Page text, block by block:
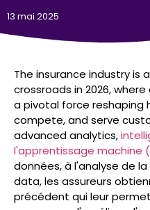
13 mai 2025
The insurance industry is
crossroads in 2026,
a pivotal force reshaping
compete, and serve
advanced analytics,
l'apprentissage machine
données, à l'analyse de
data, les assureurs
précédent qui leur